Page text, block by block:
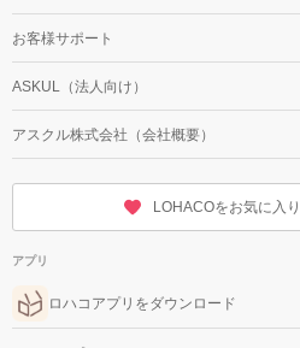
お客様サポート
ASKUL（法人向け）
アスクル株式会社（会社概要）
LOHACOをお気に入
アプリ
ロハコアプリをダウンロード